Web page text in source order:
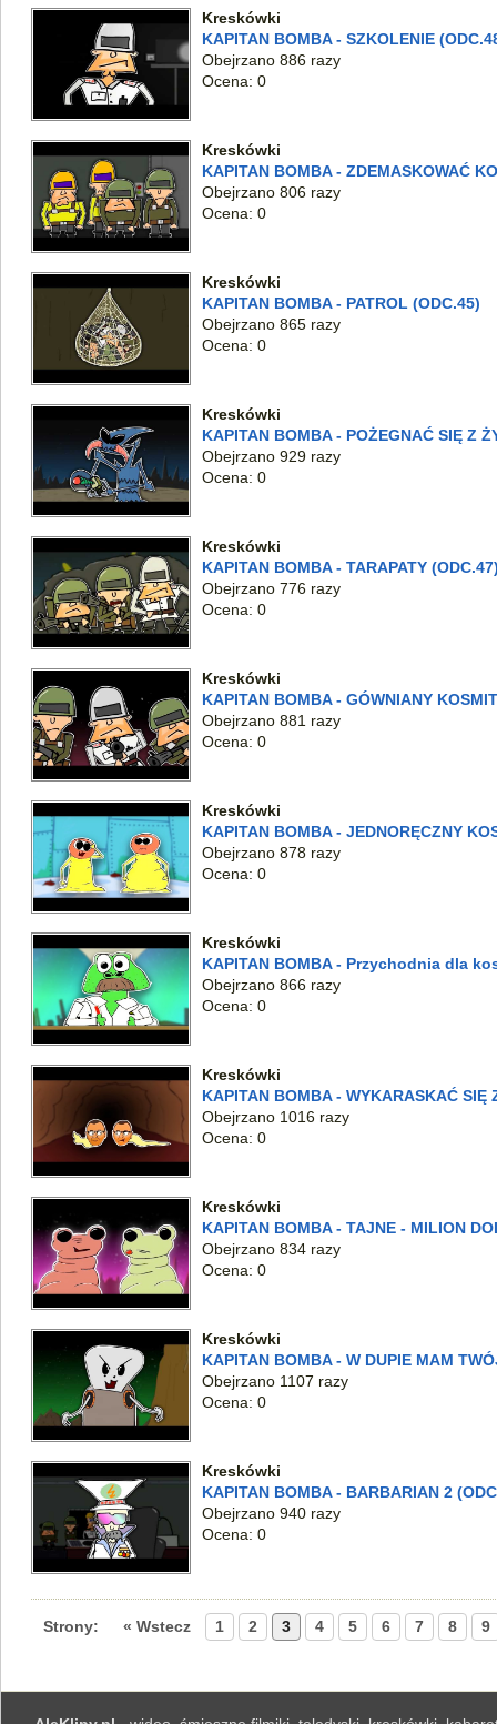
Kreskówki
KAPITAN BOMBA - SZKOLENIE
Obejrzano 886 razy
Ocena: 0
Kreskówki
KAPITAN BOMBA - ZDEMASKOWAĆ
Obejrzano 806 razy
Ocena: 0
Kreskówki
KAPITAN BOMBA - PATROL (ODC.45)
Obejrzano 865 razy
Ocena: 0
Kreskówki
KAPITAN BOMBA - POŻEGNAĆ SIĘ Z
Obejrzano 929 razy
Ocena: 0
Kreskówki
KAPITAN BOMBA - TARAPATY
Obejrzano 776 razy
Ocena: 0
Kreskówki
KAPITAN BOMBA - GÓWNIANY
Obejrzano 881 razy
Ocena: 0
Kreskówki
KAPITAN BOMBA - JEDNORĘCZNY
Obejrzano 878 razy
Ocena: 0
Kreskówki
KAPITAN BOMBA - Przychodnia dla
Obejrzano 866 razy
Ocena: 0
Kreskówki
KAPITAN BOMBA - WYKARASKAĆ SIĘ
Obejrzano 1016 razy
Ocena: 0
Kreskówki
KAPITAN BOMBA - TAJNE - MILION
Obejrzano 834 razy
Ocena: 0
Kreskówki
KAPITAN BOMBA - W DUPIE MAM
Obejrzano 1107 razy
Ocena: 0
Kreskówki
KAPITAN BOMBA - BARBARIAN 2
Obejrzano 940 razy
Ocena: 0
Strony: « Wstecz 1 2 3 4 5 6 7 8 9